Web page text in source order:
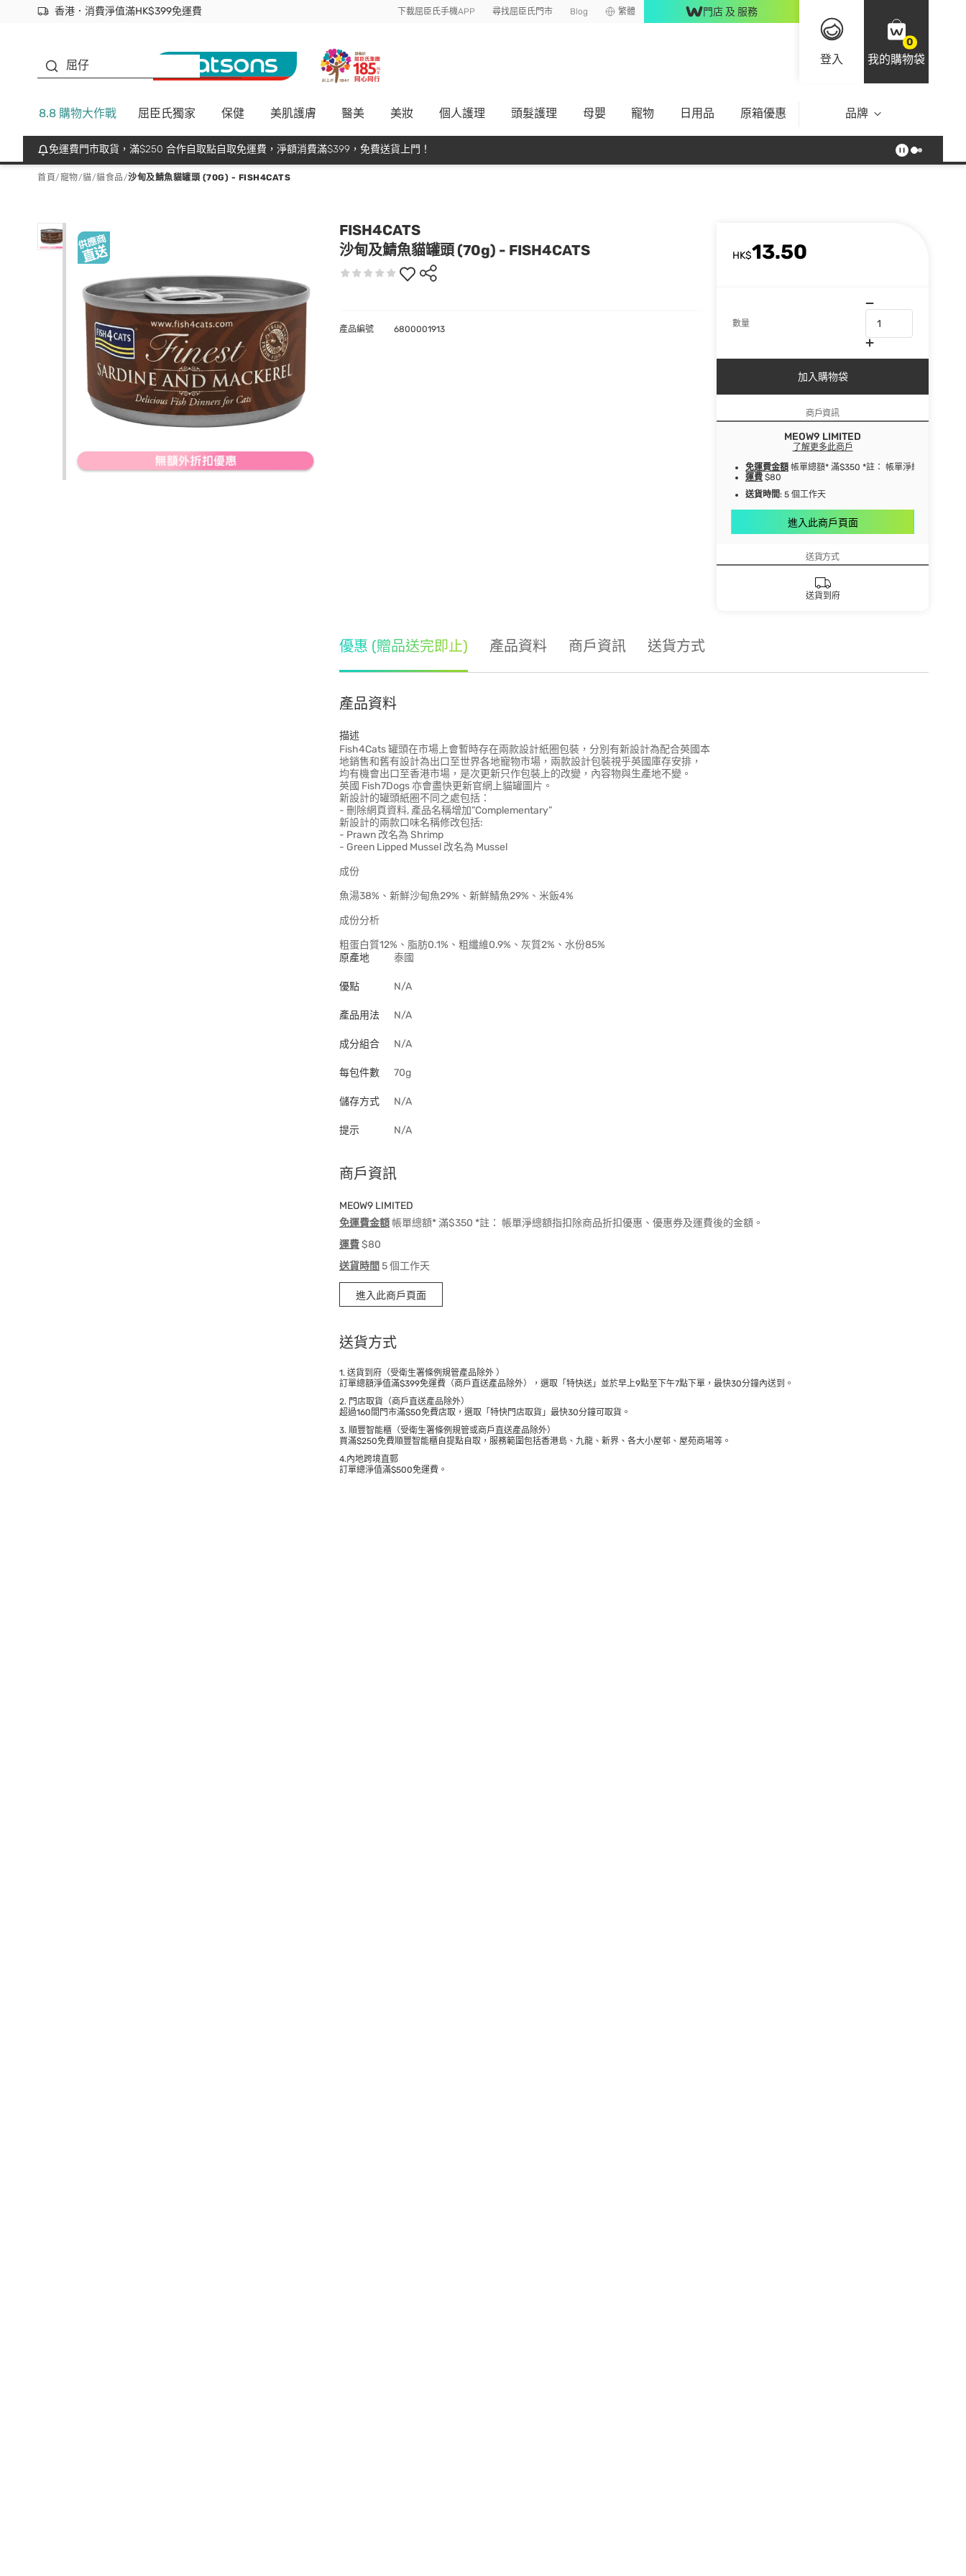
香港．消費淨值滿HK$399免運費
立即成為易賞錢會員盡享獨家優惠
首次APP下單買滿$450 輸入 NEWAPP 即減$50 下載屈臣氏手機APP 尋找屈臣氏門市 Blog 繁體 門店 及 服務
登入
0
我的購物袋
屈仔
8.8 購物大作戰 屈臣氏獨家 保健 美肌護膚 醫美 美妝 個人護理 頭髮護理 母嬰 寵物 日用品 原箱優惠 品牌
免運費門市取貨，滿$250 合作自取點自取免運費，淨額消費滿$399，免費送貨上門！
首頁/寵物/貓/貓食品/沙甸及鯖魚貓罐頭 (70G) - FISH4CATS
FISH4CATS
沙甸及鯖魚貓罐頭 (70g) - FISH4CATS
HK$13.50
數量
加入購物袋
商戶資訊
MEOW9 LIMITED
了解更多此商戶
免運費金額 帳單總額* 滿$350 *註： 帳單淨總額指扣除
運費 $80
送貨時間: 5 個工作天
進入此商戶頁面
送貨方式
送貨到府
產品編號 6800001913
優惠 (贈品送完即止) 產品資料 商戶資訊 送貨方式
產品資料
描述
Fish4Cats 罐頭在市場上會暫時存在兩款設計紙圈包裝，分別有新設計為配合英國本
地銷售和舊有設計為出口至世界各地寵物市場，兩款設計包裝視乎英國庫存安排，
均有機會出口至香港市場，是次更新只作包裝上的改變，內容物與生產地不變。
英國 Fish7Dogs 亦會盡快更新官網上貓罐圖片。
新設計的罐頭紙圈不同之處包括：
- 刪除網頁資料, 產品名稱增加”Complementary”
新設計的兩款口味名稱修改包括:
- Prawn 改名為 Shrimp
- Green Lipped Mussel 改名為 Mussel
成份
魚湯38%、新鮮沙甸魚29%、新鮮鯖魚29%、米飯4%
成份分析
粗蛋白質12%、脂肪0.1%、粗纖維0.9%、灰質2%、水份85%
原產地
泰國
優點 N/A
產品用法 N/A
成分組合 N/A
每包件數 70g
儲存方式 N/A
提示 N/A
商戶資訊
MEOW9 LIMITED
免運費金額 帳單總額* 滿$350 *註： 帳單淨總額指扣除商品折扣優惠、優惠券及運費後的金額。
運費$80
送貨時間 5 個工作天
進入此商戶頁面
送貨方式
1. 送貨到府（受衛生署條例規管產品除外 ）
訂單總額淨值滿$399免運費（商戶直送產品除外），選取「特快送」並於早上9點至下午7點下單，最快30分鐘內送到​。
2. 門店取貨（商戶直送產品除外）
超過160間門市滿$50免費店取，選取「特快門店取貨」最快30分鐘可取貨。
3. 順豐智能櫃（受衛生署條例規管或商戶直送產品除外）
買滿$250免費順豐智能櫃自提點自取，服務範圍包括香港島、九龍、新界、各大小屋邨、屋苑商場等。
4.內地跨境直郵
訂單總淨值滿$500免運費。